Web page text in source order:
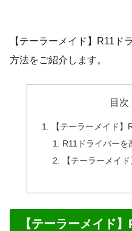
【テーラーメイド】R11ド
方法をご紹介します。
目次
【テーラーメイド
R11ドライバーを
【テーラーメイ
【テーラーメイド